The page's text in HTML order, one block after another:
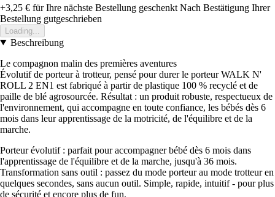
+3,25 € für Ihre nächste Bestellung geschenkt Nach Bestätigung Ihrer
Bestellung gutgeschrieben
Loading...
Beschreibung
Le compagnon malin des premières aventures
Évolutif de porteur à trotteur, pensé pour durer le porteur WALK N'
ROLL 2 EN1 est fabriqué à partir de plastique 100 % recyclé et de
paille de blé agrosourcée. Résultat : un produit robuste, respectueux de
l'environnement, qui accompagne en toute confiance, les bébés dès 6
mois dans leur apprentissage de la motricité, de l'équilibre et de la
marche.
Porteur évolutif : parfait pour accompagner bébé dès 6 mois dans
l'apprentissage de l'équilibre et de la marche, jusqu'à 36 mois.
Transformation sans outil : passez du mode porteur au mode trotteur en
quelques secondes, sans aucun outil. Simple, rapide, intuitif - pour plus
de sécurité et encore plus de fun.